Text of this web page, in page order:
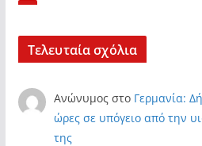
Τελευταία σχόλια
Ανώνυμος στο Γερμανία:
ώρες σε υπόγειο από την
της